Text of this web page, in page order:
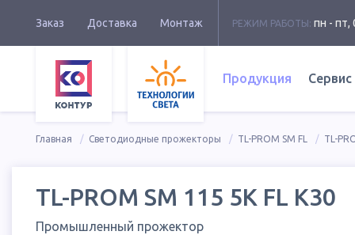
Заказ Доставка Монтаж РЕЖИМ РАБОТЫ: пн - пт,
Продукция Сервис
Главная Светодиодные прожекторы TL-PROM SM FL TL-
TL-PROM SM 115 5K FL К30
Промышленный прожектор